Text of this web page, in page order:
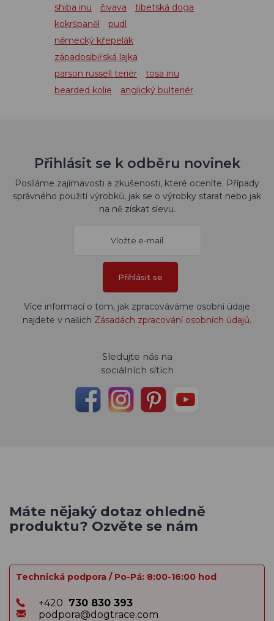
shiba inu
čivava
tibetská doga
kokršpaněl
pudl
německý křepelák
západosibiřská lajka
parson russell teriér
tosa inu
bearded kolie
anglický bulteriér
Přihlásit se k odběru novinek
Posíláme zajímavosti a zkušenosti, které oceníte. Případy
správného použití výrobků, jak se o výrobky starat nebo jak
na ně získat slevu.
Přihlásit se
Více informací o tom, jak zpracováváme osobní údaje
najdete v našich Zásadách zpracování osobních údajů.
Sledujte nás na
sociálních sítích
Máte nějaký dotaz ohledně
produktu? Ozvěte se nám
Technická podpora / Po-Pá: 8:00-16:00 hod
+420 730 830 393
podpora@dogtrace.com